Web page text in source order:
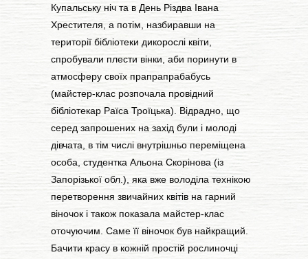
Купальську ніч та в День Різдва Івана
Хрестителя, а потім, назбиравши на
території бібліотеки дикорослі квіти,
спробували плести вінки, аби поринути в
атмосферу своїх прапрапрабабусь
(майстер-клас розпочала провідний
бібліотекар Раїса Троїцька). Відрадно, що
серед запрошених на захід були і молоді
дівчата, в тім числі внутрішньо переміщена
особа, студентка Альона Скорінова (із
Запорізької обл.), яка вже володіла технікою
перетворення звичайних квітів на гарний
віночок і також показала майстер-клас
оточуючим. Саме її віночок був найкращий.
Бачити красу в кожній простій рослиночці